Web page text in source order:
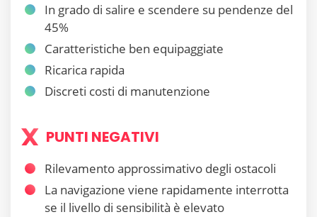
In grado di salire e scendere su pendenze del
45%
Caratteristiche ben equipaggiate
Ricarica rapida
Discreti costi di manutenzione
PUNTI NEGATIVI
Rilevamento approssimativo degli ostacoli
La navigazione viene rapidamente interrotta
se il livello di sensibilità è elevato